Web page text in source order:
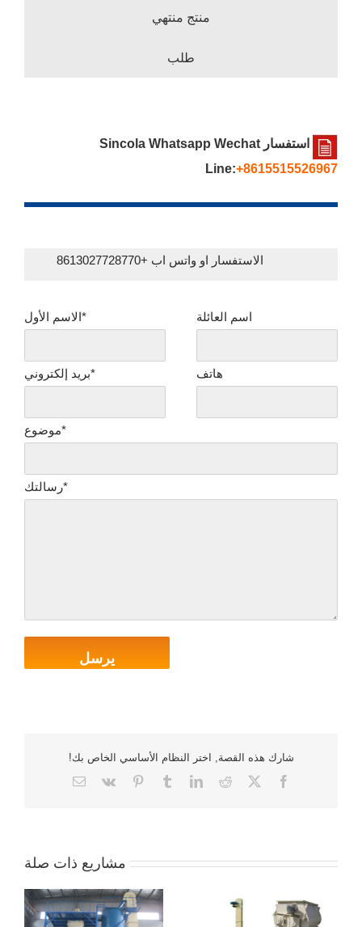
منتج منتهي
طلب
استفسار Sincola Whatsapp Wechat
Line:+8615515526967
الاستفسار او واتس اب +8613027728770
الاسم الأول*
بريد إلكتروني*
اسم العائلة
هاتف
موضوع*
رسالتك*
شارك هذه القصة, اختر النظام الأساسي الخاص بك!
فيسبوك
x رديتينكدين نعرفكمبينتريست
فك
بريد
مشاريع ذات صلة